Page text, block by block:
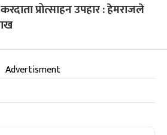
प्रोत्साहन उपहार : हेमराजले
Advertisment